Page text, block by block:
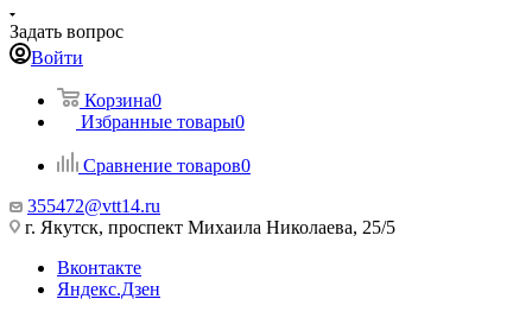
Задать вопрос
Войти
Корзина0
Избранные товары0
Сравнение товаров0
355472@vtt14.ru
г. Якутск, проспект Михаила Николаева, 25/5
Вконтакте
Яндекс.Дзен